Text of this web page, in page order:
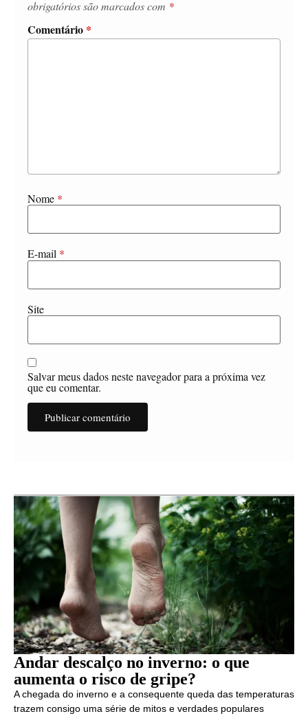
obrigatórios são marcados com *
Comentário *
Nome *
E-mail *
Site
Salvar meus dados neste navegador para a próxima vez
que eu comentar.
Andar descalço no inverno: o que
aumenta o risco de gripe?
A chegada do inverno e a consequente queda das temperaturas
trazem consigo uma série de mitos e verdades populares